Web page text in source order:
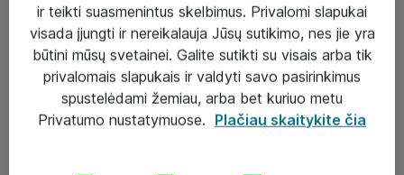
Sprendimai
Įgyvendinti projektai
Atea ekspertų patarimai verslui
ir teikti suasmenintus skelbimus. Privalomi slapukai
visada įjungti ir nereikalauja Jūsų sutikimo, nes jie yra
būtini mūsų svetainei. Galite sutikti su visais arba tik
privalomais slapukais ir valdyti savo pasirinkimus
spustelėdami žemiau, arba bet kuriuo metu
Privatumo nustatymuose. Plačiau skaitykite čia